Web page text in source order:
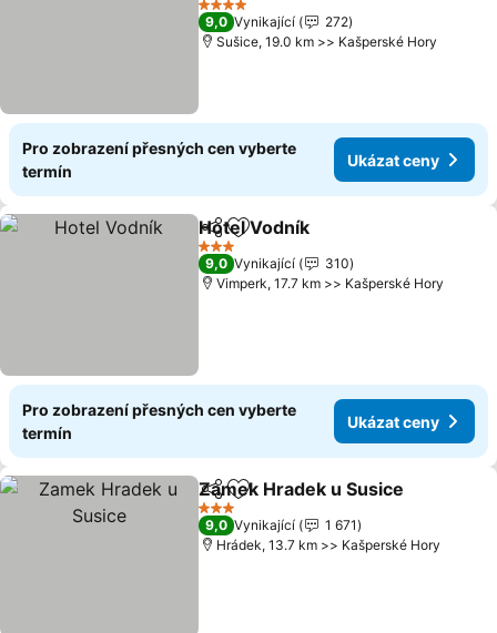
4 Počet hvězdiček
9,0 Vynikající
272
Sušice, 19.0 km >> Kašperské Hory
Pro zobrazení přesných cen vyberte
termín
Ukázat ceny
SdíletPřidat na seznam oblíbených
Hotel Vodník
3 Počet hvězdiček
9,0 Vynikající
310
Vimperk, 17.7 km >> Kašperské Hory
Pro zobrazení přesných cen vyberte
termín
Ukázat ceny
SdíletPřidat na seznam oblíbených
Zamek Hradek u Susice
3 Počet hvězdiček
9,0 Vynikající
1 671
Hrádek, 13.7 km >> Kašperské Hory